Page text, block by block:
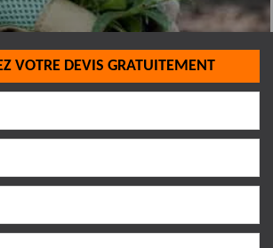
VOTRE DEVIS GRATUITEMENT